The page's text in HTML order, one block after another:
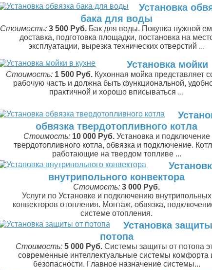
Установка
бака для воды
Стоимость: 3 500 Руб. Бак для воды. Покупка нужной
доставка, подготовка площадки, постановка на
эксплуатации, вырезка технических отверстий ...
Установка мойки
Стоимость: 1 500 Руб. Кухонная мойка представляет
рабочую часть и должна быть функциональной,
практичной и хорошо вписываться ...
обвязка твердотопливного котла
Стоимость: 10 000 Руб. Установка и подключение
твердотопливного котла, обвязка и подключение.
работающие на твердом топливе ...
внутрипольного конвектора
Стоимость: 3 000 Руб.
Услуги по Установке и подключению внутрипольных
конвекторов отопления. Монтаж, обвязка,
системе отопления.
Установка
потопа
Стоимость: 5 000 Руб. Системы защиты от потопа
современные интеллектуальные системы комфорта
безопасности. Главное назначение системы...